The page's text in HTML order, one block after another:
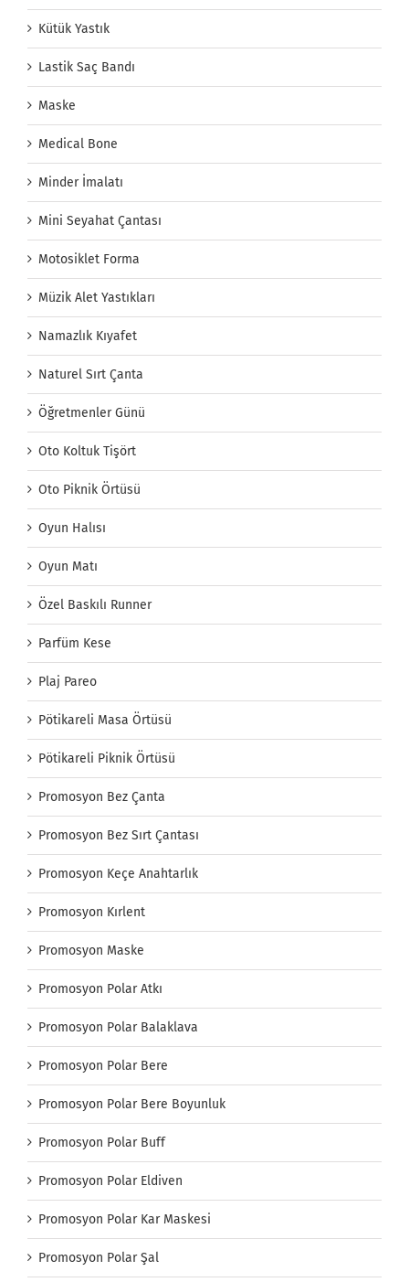
Kütük Yastık
Lastik Saç Bandı
Maske
Medical Bone
Minder İmalatı
Mini Seyahat Çantası
Motosiklet Forma
Müzik Alet Yastıkları
Namazlık Kıyafet
Naturel Sırt Çanta
Öğretmenler Günü
Oto Koltuk Tişört
Oto Piknik Örtüsü
Oyun Halısı
Oyun Matı
Özel Baskılı Runner
Parfüm Kese
Plaj Pareo
Pötikareli Masa Örtüsü
Pötikareli Piknik Örtüsü
Promosyon Bez Çanta
Promosyon Bez Sırt Çantası
Promosyon Keçe Anahtarlık
Promosyon Kırlent
Promosyon Maske
Promosyon Polar Atkı
Promosyon Polar Balaklava
Promosyon Polar Bere
Promosyon Polar Bere Boyunluk
Promosyon Polar Buff
Promosyon Polar Eldiven
Promosyon Polar Kar Maskesi
Promosyon Polar Şal